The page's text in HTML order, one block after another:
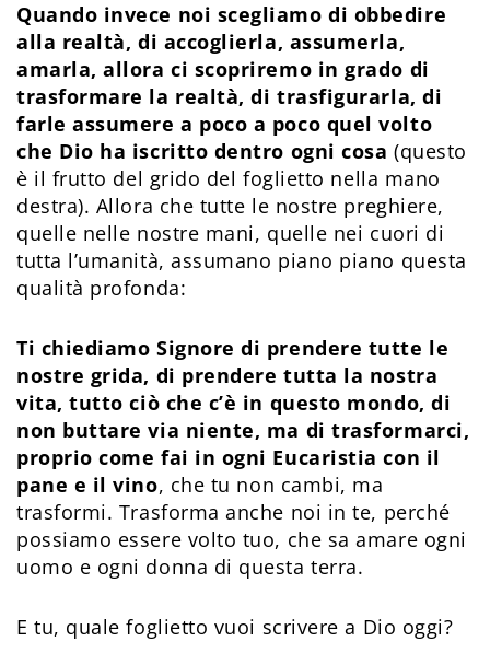
Quando invece noi scegliamo di obbedire
alla realtà, di accoglierla, assumerla,
amarla, allora ci scopriremo in grado di
trasformare la realtà, di trasfigurarla, di
farle assumere a poco a poco quel volto
che Dio ha iscritto dentro ogni cosa (questo
è il frutto del grido del foglietto nella mano
destra). Allora che tutte le nostre preghiere,
quelle nelle nostre mani, quelle nei cuori di
tutta l’umanità, assumano piano piano questa
qualità profonda:
Ti chiediamo Signore di prendere tutte le
nostre grida, di prendere tutta la nostra
vita, tutto ciò che c’è in questo mondo, di
non buttare via niente, ma di trasformarci,
proprio come fai in ogni Eucaristia con il
pane e il vino, che tu non cambi, ma
trasformi. Trasforma anche noi in te, perché
possiamo essere volto tuo, che sa amare ogni
uomo e ogni donna di questa terra.
E tu, quale foglietto vuoi scrivere a Dio oggi?